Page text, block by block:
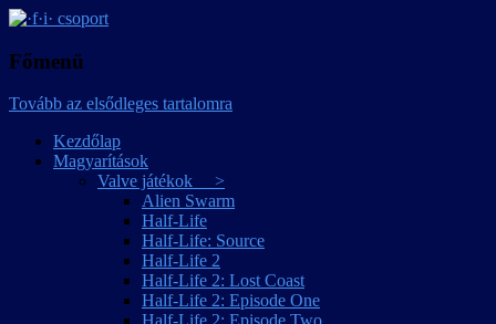
·f·i· csoport
Főmenü
Tovább az elsődleges tartalomra
Kezdőlap
Magyarítások
Valve játékok >
Alien Swarm
Half-Life
Half-Life: Source
Half-Life 2
Half-Life 2: Lost Coast
Half-Life 2: Episode One